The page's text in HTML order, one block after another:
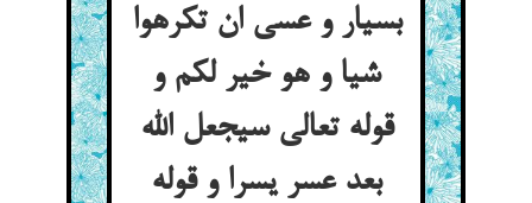
بسیار و عسی ان تکرهوا
شیا و هو خیر لکم و
قوله تعالی سیجعل الله
بعد عسر یسرا و قوله